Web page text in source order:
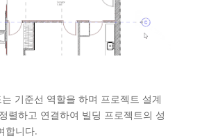
기준선 역할을 하며 프로젝트 설계
렬하고 연결하여 빌딩 프로젝트의 성
합니다.